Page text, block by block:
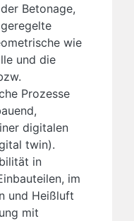
Betonage,
wie
und die
Prozesse
digitalen
twin).
in
im
und Heißluft
mit